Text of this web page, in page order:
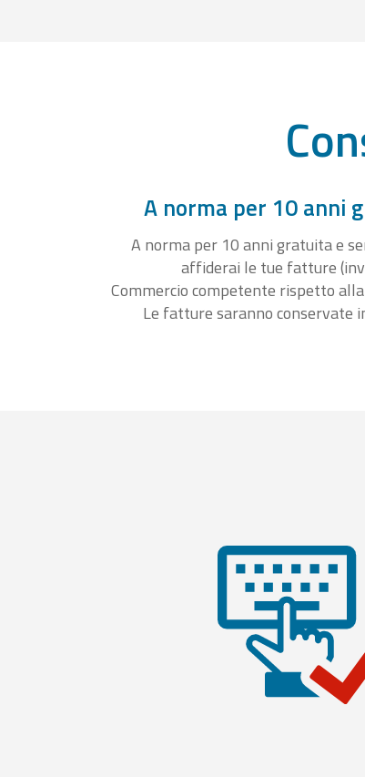
A norma per 10 anni
A norma per 10 anni gratuita e
affiderai le tue fatture
Commercio competente rispetto
Le fatture saranno conservate